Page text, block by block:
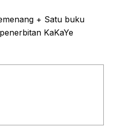
+ Satu buku
KaKaYe